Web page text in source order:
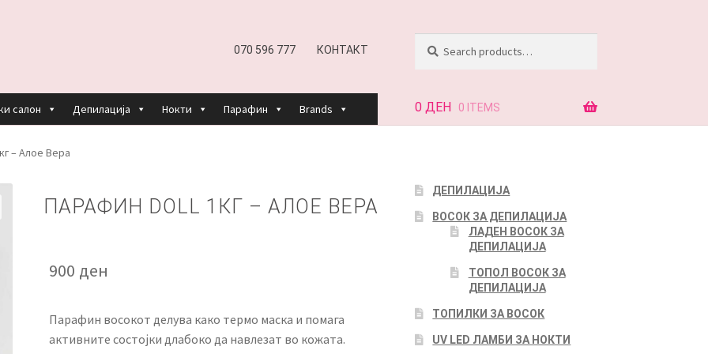
070 596 777 КОНТАКТ
for:
салон Депилација Нокти Парафин Brands
AND RETURNS POLICY
КОШНИЧКА
0 ДЕН 0 ITEMS
– Алое Вера
ПАРАФИН DOLL 1КГ – АЛОЕ ВЕРА
900 ден
Парафин восокот делува како термо маска и помага
активните состојки длабоко да навлезат во кожата.
ДЕПИЛАЦИЈА
ВОСОК ЗА ДЕПИЛАЦИЈА
ЛАДЕН ВОСОК ЗА
ДЕПИЛАЦИЈА
ТОПОЛ ВОСОК ЗА
ДЕПИЛАЦИЈА
ТОПИЛКИ ЗА ВОСОК
UV LED ЛАМБИ ЗА НОКТИ